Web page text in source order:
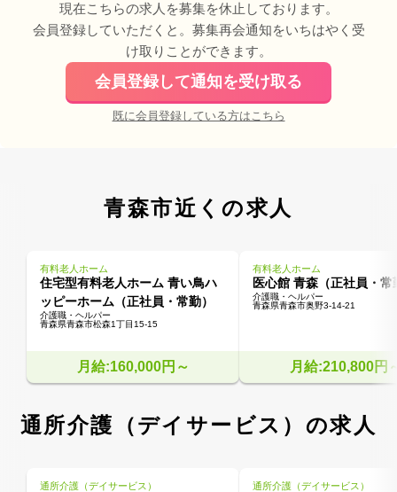
現在こちらの求人を募集を休止しております。
会員登録していただくと。募集再会通知をいちはやく受
け取りことができます。
会員登録して通知を受け取る
既に会員登録している方はこちら
青森市近くの求人
有料老人ホーム
住宅型有料老人ホーム 青い鳥ハ
ッピーホーム（正社員・常勤）
介護職・ヘルパー
青森県青森市松森1丁目15-15
月給:160,000円～
有料老人ホーム
医心館 青森（正社員・常
介護職・ヘルパー
青森県青森市奥野3-14-21
月給:210,800円
通所介護（デイサービス）の求人
通所介護（デイサービス） 通所介護（デイサービス）